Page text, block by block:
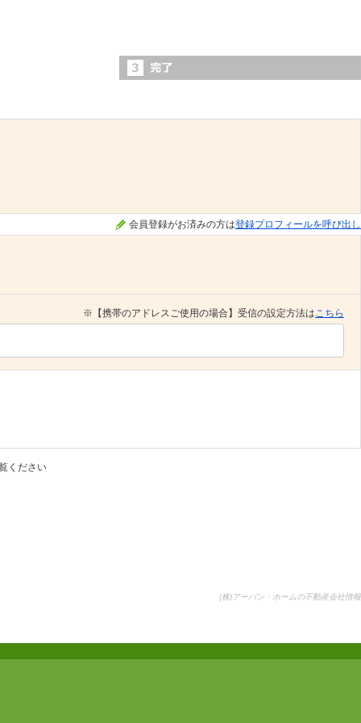
会員登録がお済みの方は登録プロフィールを呼び出し
※【携帯のアドレスご使用の場合】受信の設定方法はこちら
ください
(株)アーバン・ホームの不動産会社情報